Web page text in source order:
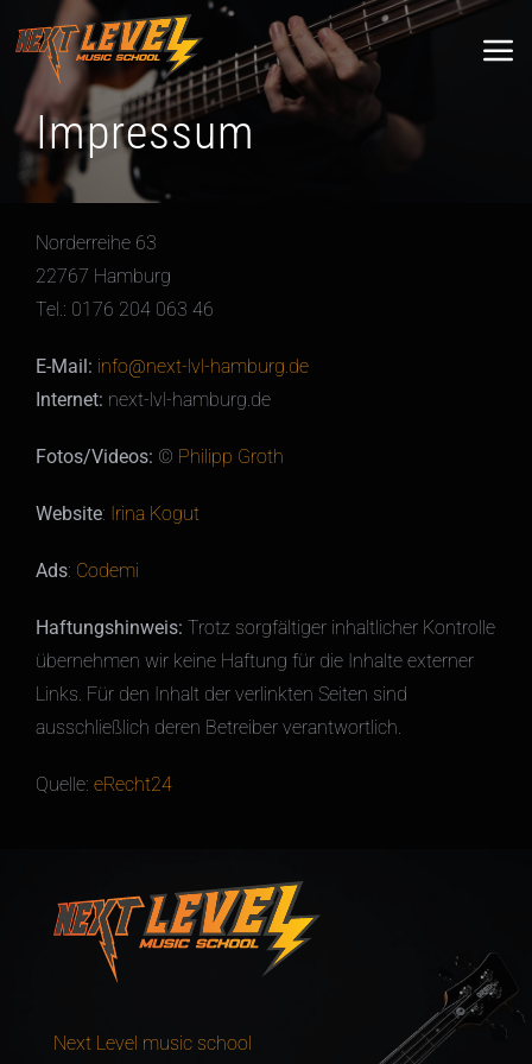
Inhalt
springen
Impressum
Norderreihe 63
22767 Hamburg
Tel.: 0176 204 063 46
E-Mail: info@next-lvl-hamburg.de
Internet: next-lvl-hamburg.de
Fotos/Videos: © Philipp Groth
Website: Irina Kogut
Ads: Codemi
Haftungshinweis: Trotz sorgfältiger inhaltlicher Kontrolle
übernehmen wir keine Haftung für die Inhalte externer
Links. Für den Inhalt der verlinkten Seiten sind
ausschließlich deren Betreiber verantwortlich.
Quelle: eRecht24
Next Level music school